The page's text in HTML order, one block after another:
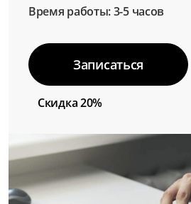
Время работы: 3-5 часов
Записаться
Скидка 20%